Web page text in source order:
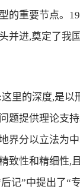
的重要节点。
并进,奠定了我
的深度,是以
题提供理论支
界分以立法为
致性和精细性,
记”中提出了“